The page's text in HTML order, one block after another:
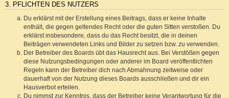
3. PFLICHTEN DES NUTZERS
Du erklärst mit der Erstellung eines Beitrags, dass er keine Inhalte
enthält, die gegen geltendes Recht oder die guten Sitten verstoßen. Du
erklärst insbesondere, dass du das Recht besitzt, die in deinen
Beiträgen verwendeten Links und Bilder zu setzen bzw. zu verwenden.
Der Betreiber des Boards übt das Hausrecht aus. Bei Verstößen gegen
diese Nutzungsbedingungen oder anderer im Board veröffentlichten
Regeln kann der Betreiber dich nach Abmahnung zeitweise oder
dauerhaft von der Nutzung dieses Boards ausschließen und dir ein
Hausverbot erteilen.
Du nimmst zur Kenntnis, dass der Betreiber keine Verantwortung für die